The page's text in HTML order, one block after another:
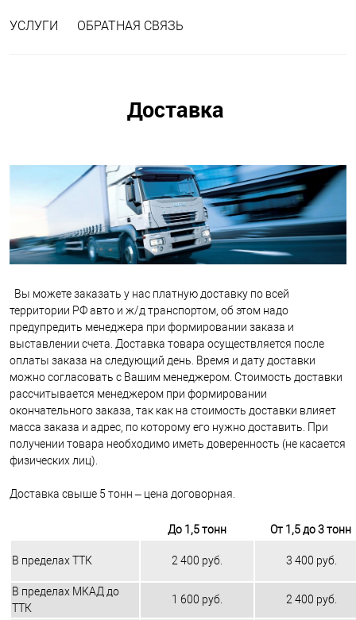
УСЛУГИ ОБРАТНАЯ СВЯЗЬ
Доставка
Вы можете заказать у нас платную доставку по всей
территории РФ авто и ж/д транспортом, об этом надо
предупредить менеджера при формировании заказа и
выставлении счета. Доставка товара осуществляется после
оплаты заказа на следующий день. Время и дату доставки
можно согласовать с Вашим менеджером. Стоимость доставки
рассчитывается менеджером при формировании
окончательного заказа, так как на стоимость доставки влияет
масса заказа и адрес, по которому его нужно доставить. При
получении товара необходимо иметь доверенность (не касается
физических лиц).
Доставка свыше 5 тонн – цена договорная.
До 1,5 тонн От 1,5 до 3 тонн
В пределах ТТК 2 400 руб. 3 400 руб.
В пределах МКАД до
ТТК
1 600 руб. 2 400 руб.